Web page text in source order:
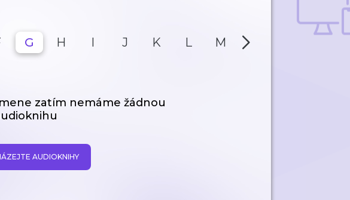
G H I J K L M N
zatím nemáme žádnou
AUDIOKNIHY